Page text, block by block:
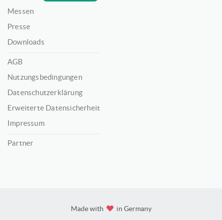
Messen
Presse
Downloads
AGB
Nutzungsbedingungen
Datenschutzerklärung
Erweiterte Datensicherheit
Impressum
Partner
Made with in Germany